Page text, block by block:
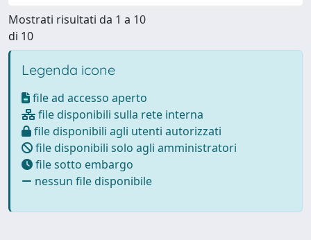
Mostrati risultati da 1 a 10
di 10
Legenda icone
file ad accesso aperto
file disponibili sulla rete interna
file disponibili agli utenti autorizzati
file disponibili solo agli amministratori
file sotto embargo
nessun file disponibile